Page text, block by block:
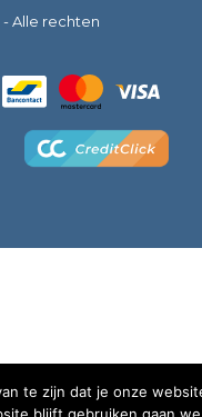
Alle rechten
te zijn dat je onze